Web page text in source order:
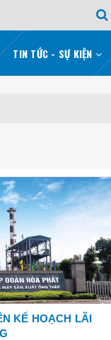
TIN TỨC - SỰ KIỆN
KẾ HOẠCH LÃI